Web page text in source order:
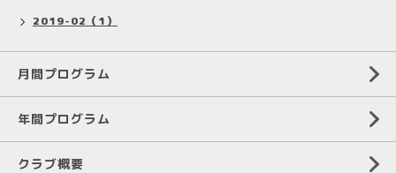
2019-02（1）
月間プログラム
年間プログラム
クラブ概要